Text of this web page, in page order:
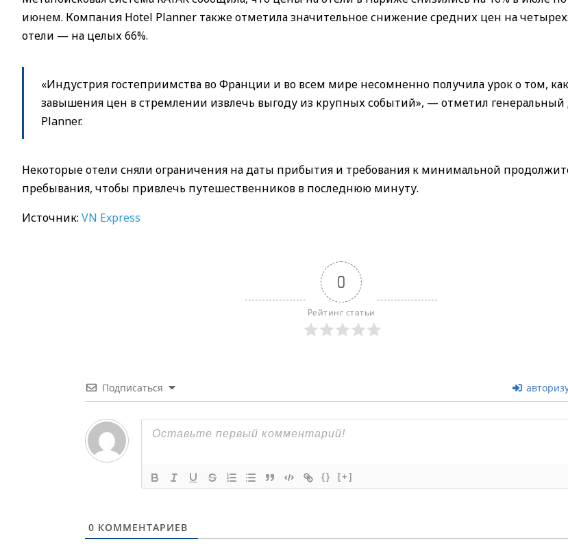
июнем. Компания Hotel Planner также отметила значительное снижение средних цен на
отели — на целых 66%.
«Индустрия гостеприимства во Франции и во всем мире несомненно получила урок о том,
завышения цен в стремлении извлечь выгоду из крупных событий», — отметил генеральный
Planner.
Некоторые отели сняли ограничения на даты прибытия и требования к минимальной
пребывания, чтобы привлечь путешественников в последнюю минуту.
Источник: VN Express
0
Рейтинг статьи
Подписаться
{} [+]
0 КОММЕНТАРИЕВ